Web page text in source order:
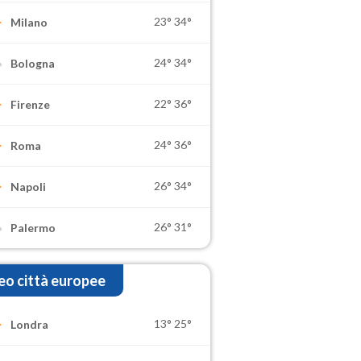
Milano 23° 34°
Bologna 24° 34°
Firenze 22° 36°
Roma 24° 36°
Napoli 26° 34°
Palermo 26° 31°
città europee
Londra 13° 25°